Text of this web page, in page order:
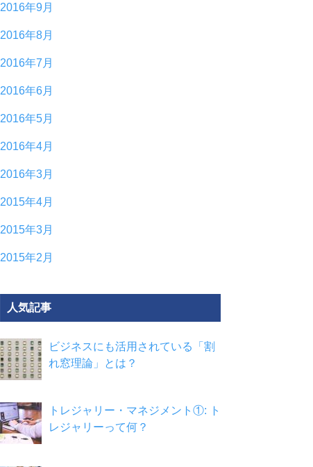
2016年9月
2016年8月
2016年7月
2016年6月
2016年5月
2016年4月
2016年3月
2015年4月
2015年3月
2015年2月
人気記事
ビジネスにも活用されている「割
れ窓理論」とは？
トレジャリー・マネジメント①: ト
レジャリーって何？